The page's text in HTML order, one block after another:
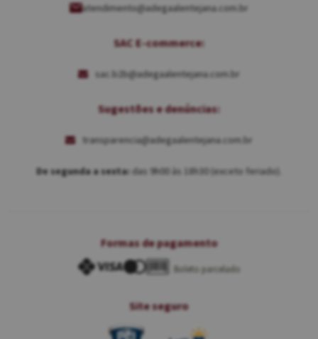
atendimento@adegaalentejana.com.br
SAC E-commerce:
sac.b2b@adegaalentejana.com.br
Sugestões e denúncias:
transparencia@adegaalentejana.com.br
De segunda a sexta: das 9h00 às 18h30 (exceto feriado).
Formas de pagamento
Boleto parcelado
Site seguro